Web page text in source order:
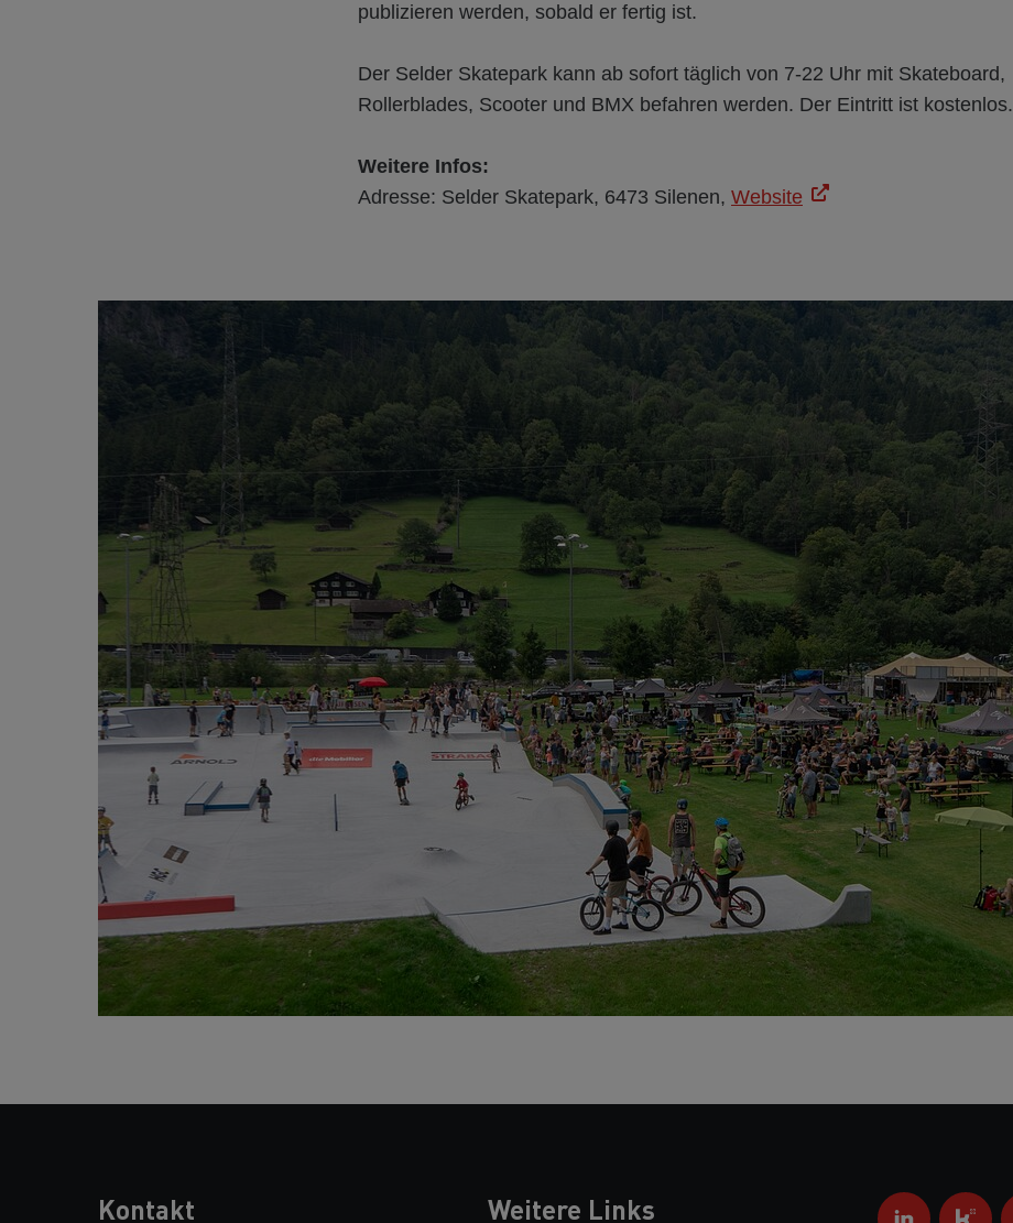
publizieren werden, sobald er fertig ist.
Der Selder Skatepark kann ab sofort täglich von 7-22 Uhr mit Skateboard,
Rollerblades, Scooter und BMX befahren werden. Der Eintritt ist kostenlos.
Weitere Infos:
Adresse: Selder Skatepark, 6473 Silenen, Website
Kontakt Weitere Links